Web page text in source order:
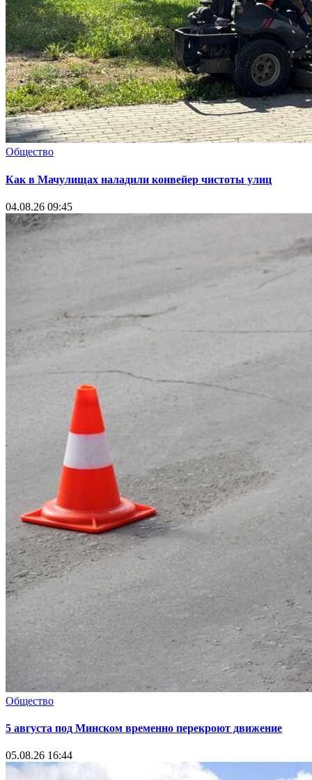
Общество
Как в Мачулищах наладили конвейер чистоты улиц
04.08.26 09:45
Общество
5 августа под Минском временно перекроют движение
05.08.26 16:44